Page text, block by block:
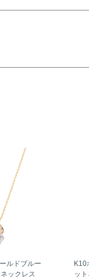
ルドブルー
ックレス
K10
ッ